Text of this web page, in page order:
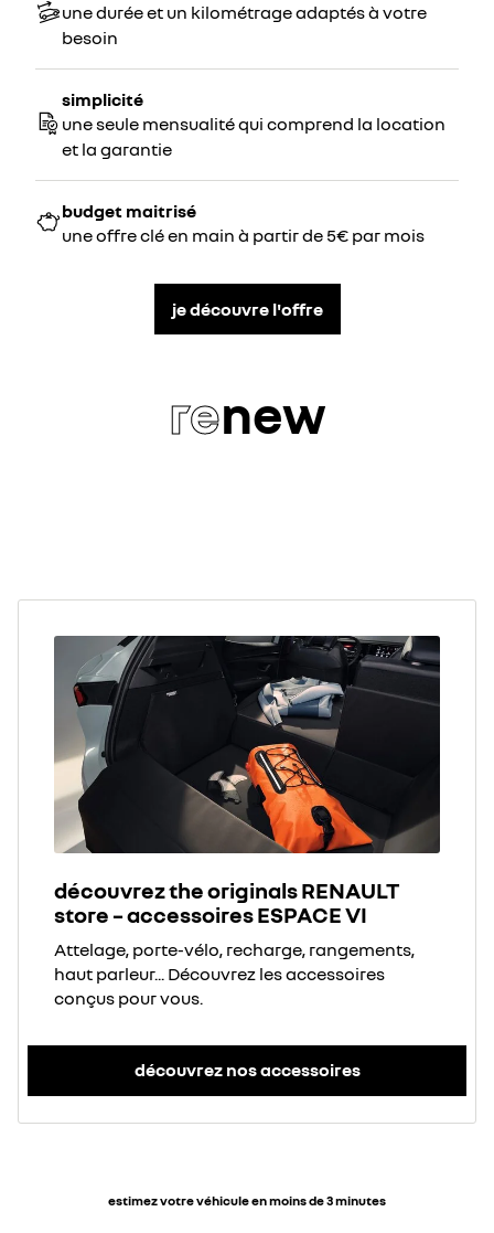
une durée et un kilométrage adaptés à votre
besoin
simplicité
une seule mensualité qui comprend la location
et la garantie
budget maitrisé
une offre clé en main à partir de 5€ par mois
je découvre l'offre
renew
découvrez the originals RENAULT
store – accessoires ESPACE VI
Attelage, porte-vélo, recharge, rangements,
haut parleur... Découvrez les accessoires
conçus pour vous.
découvrez nos accessoires
estimez votre véhicule en moins de 3 minutes